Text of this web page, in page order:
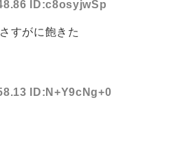
ID:c8osyjwSp
すがに飽きた
ID:N+Y9cNg+0